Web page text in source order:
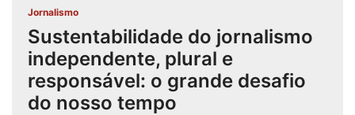
Jornalismo
Sustentabilidade do jornalismo
independente, plural e
responsável: o grande desafio
do nosso tempo